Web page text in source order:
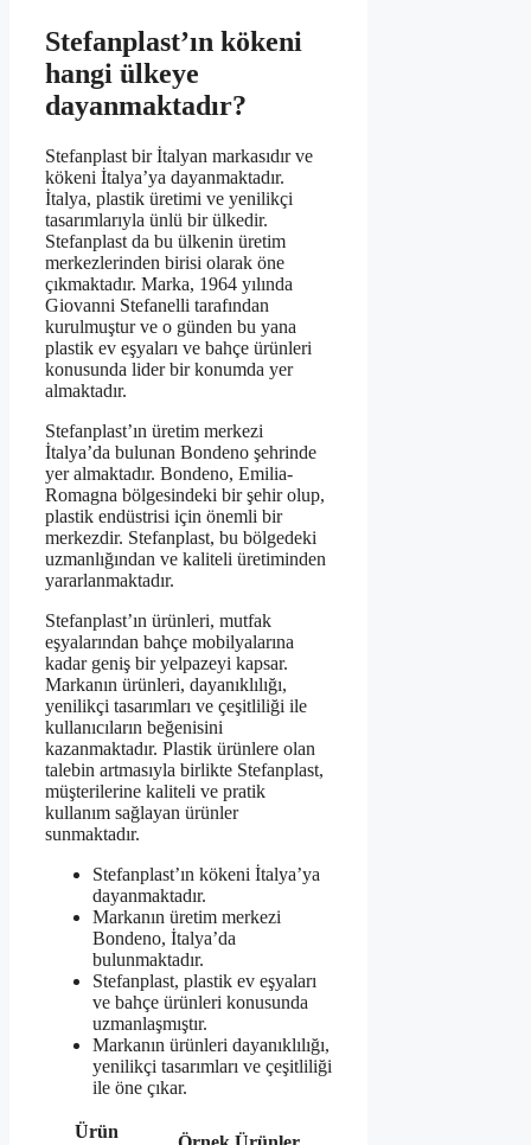
Stefanplast’ın kökeni
hangi ülkeye
dayanmaktadır?
Stefanplast bir İtalyan markasıdır ve
kökeni İtalya’ya dayanmaktadır.
İtalya, plastik üretimi ve yenilikçi
tasarımlarıyla ünlü bir ülkedir.
Stefanplast da bu ülkenin üretim
merkezlerinden birisi olarak öne
çıkmaktadır. Marka, 1964 yılında
Giovanni Stefanelli tarafından
kurulmuştur ve o günden bu yana
plastik ev eşyaları ve bahçe ürünleri
konusunda lider bir konumda yer
almaktadır.
Stefanplast’ın üretim merkezi
İtalya’da bulunan Bondeno şehrinde
yer almaktadır. Bondeno, Emilia-
Romagna bölgesindeki bir şehir olup,
plastik endüstrisi için önemli bir
merkezdir. Stefanplast, bu bölgedeki
uzmanlığından ve kaliteli üretiminden
yararlanmaktadır.
Stefanplast’ın ürünleri, mutfak
eşyalarından bahçe mobilyalarına
kadar geniş bir yelpazeyi kapsar.
Markanın ürünleri, dayanıklılığı,
yenilikçi tasarımları ve çeşitliliği ile
kullanıcıların beğenisini
kazanmaktadır. Plastik ürünlere olan
talebin artmasıyla birlikte Stefanplast,
müşterilerine kaliteli ve pratik
kullanım sağlayan ürünler
sunmaktadır.
Stefanplast’ın kökeni İtalya’ya
dayanmaktadır.
Markanın üretim merkezi
Bondeno, İtalya’da
bulunmaktadır.
Stefanplast, plastik ev eşyaları
ve bahçe ürünleri konusunda
uzmanlaşmıştır.
Markanın ürünleri dayanıklılığı,
yenilikçi tasarımları ve çeşitliliği
ile öne çıkar.
Ürün